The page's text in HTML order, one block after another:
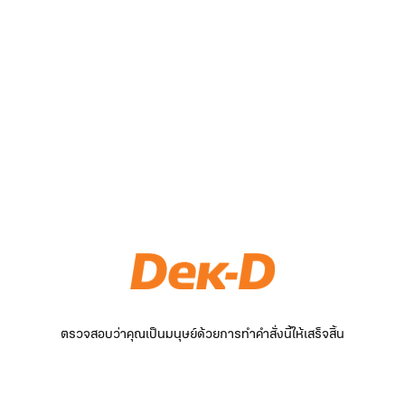
ตรวจสอบว่าคุณเป็นมนุษย์ด้วยการทำคำสั่งนี้ให้เสร็จสิ้น